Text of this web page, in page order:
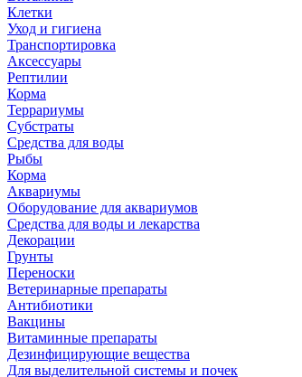
Клетки
Уход и гигиена
Транспортировка
Аксессуары
Рептилии
Корма
Террариумы
Субстраты
Средства для воды
Рыбы
Корма
Аквариумы
Оборудование для аквариумов
Средства для воды и лекарства
Декорации
Грунты
Переноски
Ветеринарные препараты
Антибиотики
Вакцины
Витаминные препараты
Дезинфицирующие вещества
Для выделительной системы и почек